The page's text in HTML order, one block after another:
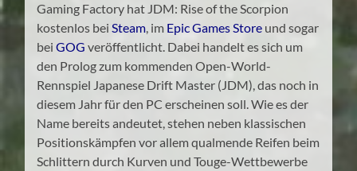
Gaming Factory hat JDM: Rise of the Scorpion
kostenlos bei Steam , im Epic Games Store und sogar
beiGOG veröffentlicht. Dabei handelt es sich um
den Prolog zum kommenden Open-World-
Rennspiel Japanese Drift Master (JDM), das noch in
diesem Jahr für den PC erscheinen soll. Wie es der
Name bereits andeutet, stehen neben klassischen
Positionskämpfen vor allem qualmende Reifen beim
Schlittern durch Kurven und Touge-Wettbewerbe